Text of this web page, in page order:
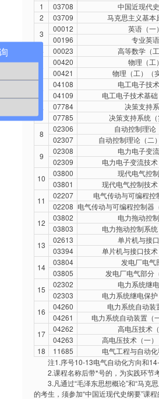
1 03708 中国近现代
2 03709 马克思主义基本
3
00012 英语（一）
00196 专业英语
4
00023 高等数学（工
00420 物理（工）
00421
物理（工）（
04108 电工电子技
04109
电工电子技术基
7
07784 决策支持
07785
决策支持系统
8
02306 自动控制理论
02307
自动控制理论（二
9
02308 电力电子变
02309
电力电子变流技
10
03800 现代电气控
03801 现代电气控制技
11
02207 电气传动与可编程控
02208 电气传动与可编程控制器
12
03802 电力拖动控
03803
电力拖动控制系
13
02613 单片机与接
03394
单片机与接口技
14
03804 发电厂电气
03805 发电厂电气部分
15
02302 电力系统继
02303
电力系统继电保
16
04260 电力系统自动装
04261
电力系统自动装置（
17
04262 高电压技术（
04263
高电压技术（一
18
11685 电气工程与自动
注1.序号10-13电气自动化方向和14-
2.课程名称后带*号的，为实践环节考
3.凡通过“毛泽东思想概论”和“马克
的考生，须参加“中国近现代史纲要”课程